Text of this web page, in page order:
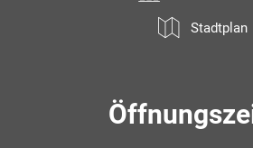
Stadtplan